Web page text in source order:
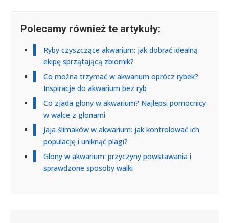
Polecamy również te artykuły:
Ryby czyszczące akwarium: jak dobrać idealną
ekipę sprzątającą zbiornik?
Co można trzymać w akwarium oprócz rybek?
Inspiracje do akwarium bez ryb
Co zjada glony w akwarium? Najlepsi pomocnicy
w walce z glonami
Jaja ślimaków w akwarium: jak kontrolować ich
populację i uniknąć plagi?
Glony w akwarium: przyczyny powstawania i
sprawdzone sposoby walki